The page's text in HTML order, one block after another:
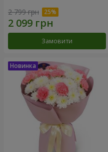
2 799 грн
Замовити